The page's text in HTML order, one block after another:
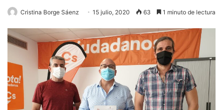
Cristina Borge Sáenz 15 julio, 2020 63 1 minuto de lectura